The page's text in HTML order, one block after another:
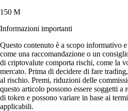
150 M
Informazioni importanti
Questo contenuto è a scopo informativo
come una raccomandazione o un
di criptovalute comporta rischi, come la
mercato. Prima di decidere di fare
al rischio. Premi, riduzioni delle
questo articolo possono essere soggetti a
di token e possono variare in base ai
applicabili.